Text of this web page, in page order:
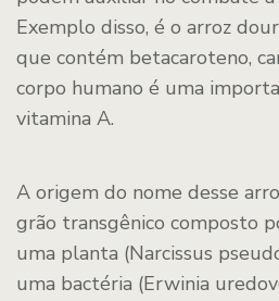
Exemplo disso, é o arroz
que contém betacaroteno,
corpo humano é uma
vitamina A.
A origem do nome desse
grão transgênico composto
uma planta (Narcissus
uma bactéria (Erwinia